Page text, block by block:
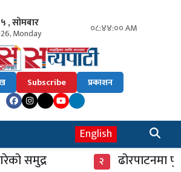
, सोमबार
Monday ०८:४४:०० AM
Subscribe प्रकाशन
English
समुद्र ढोरपाटनमा पुगे